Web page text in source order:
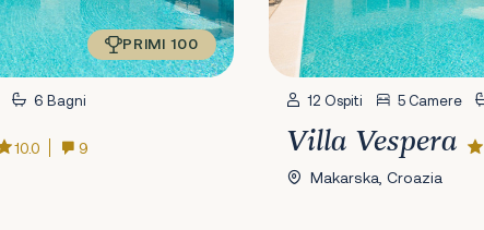
PRIMI 100
6 Bagni
10.0
9
12 Ospiti 5 Camere
Villa Vespera
Makarska, Croazia